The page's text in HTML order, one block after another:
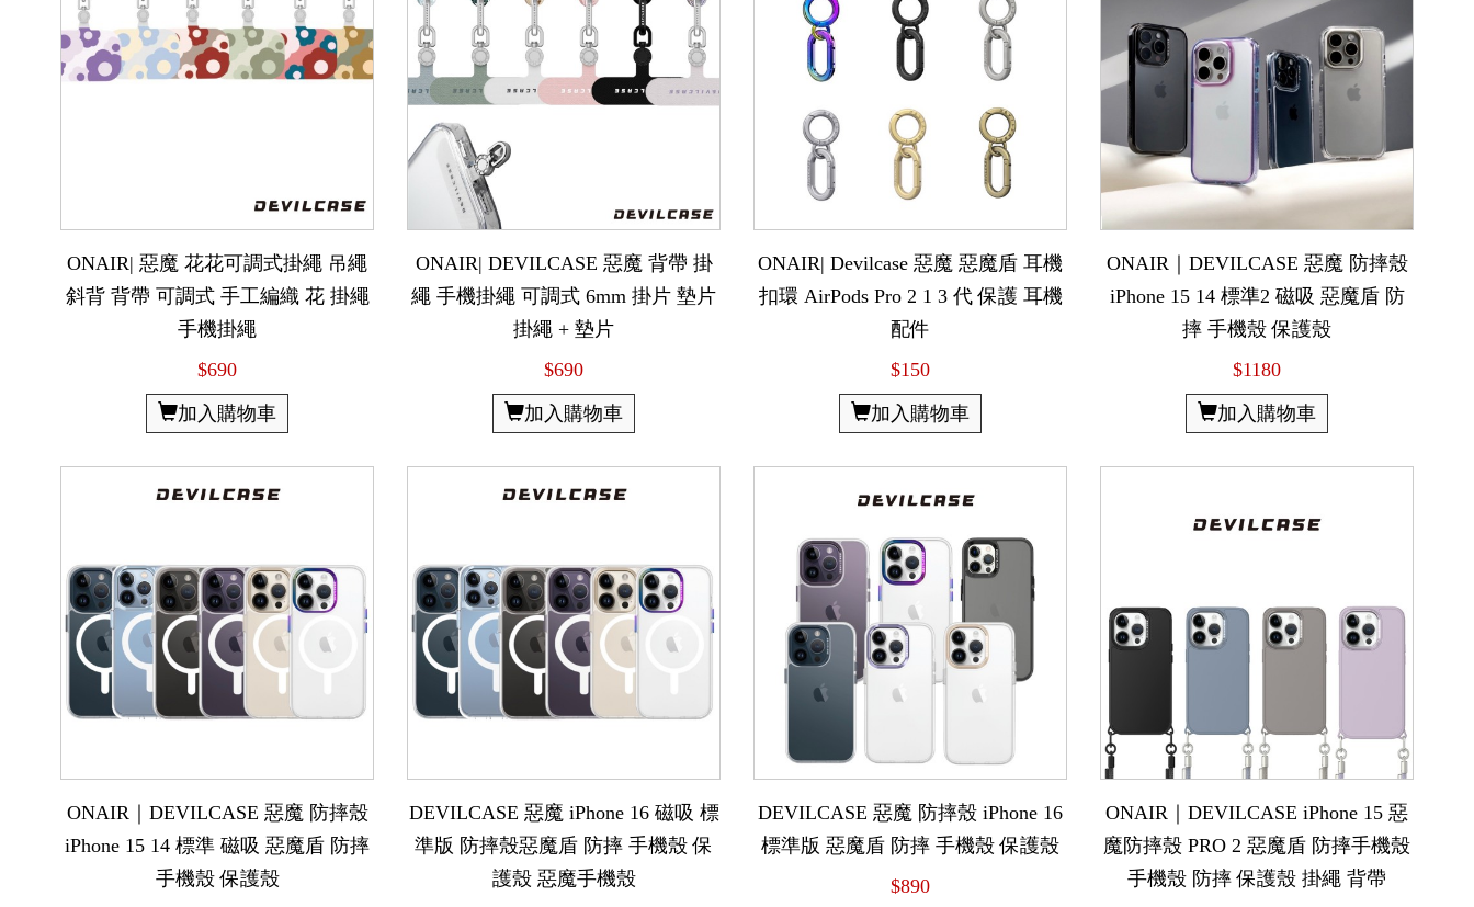
ONAIR| 惡魔 花花可調式掛繩 吊繩
斜背 背帶 可調式 手工編織 花 掛繩
手機掛繩
$690
加入購物車
ONAIR| DEVILCASE 惡魔 背帶 掛
繩 手機掛繩 可調式 6mm 掛片 墊片
掛繩 + 墊片
$690
加入購物車
ONAIR| Devilcase 惡魔 惡魔盾 耳機
扣環 AirPods Pro 2 1 3 代 保護 耳機
配件
$150
加入購物車
ONAIR｜DEVILCASE 惡魔 防摔殼
iPhone 15 14 標準2 磁吸 惡魔盾 防
摔 手機殼 保護殼
$1180
加入購物車
ONAIR｜DEVILCASE 惡魔 防摔殼
iPhone 15 14 標準 磁吸 惡魔盾 防摔
手機殼 保護殼
DEVILCASE 惡魔 iPhone 16 磁吸 標
準版 防摔殼惡魔盾 防摔 手機殼 保
護殼 惡魔手機殼
DEVILCASE 惡魔 防摔殼 iPhone 16
標準版 惡魔盾 防摔 手機殼 保護殼
$890
ONAIR｜DEVILCASE iPhone 15 惡
魔防摔殼 PRO 2 惡魔盾 防摔手機殼
手機殼 防摔 保護殼 掛繩 背帶